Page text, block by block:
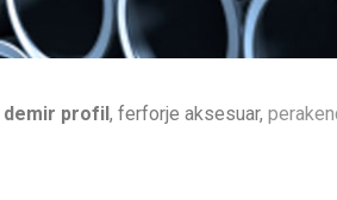
demir profil, ferforje aksesuar,